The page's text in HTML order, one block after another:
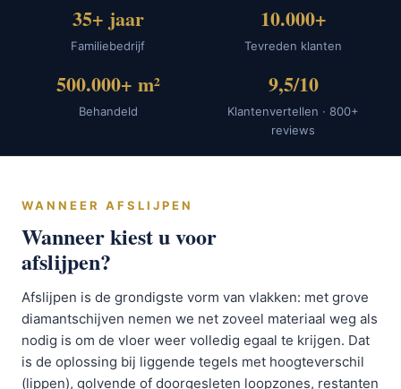
35+ jaar
Familiebedrijf
10.000+
Tevreden klanten
500.000+ m²
Behandeld
9,5/10
Klantenvertellen · 800+
reviews
WANNEER AFSLIJPEN
Wanneer kiest u voor
afslijpen?
Afslijpen is de grondigste vorm van vlakken: met grove
diamantschijven nemen we net zoveel materiaal weg als
nodig is om de vloer weer volledig egaal te krijgen. Dat
is de oplossing bij liggende tegels met hoogteverschil
(lippen), golvende of doorgesleten loopzones, restanten